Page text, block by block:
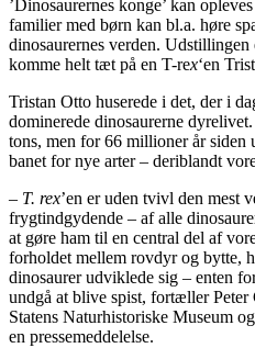
’Dinosaurernes konge’ kan
familier med børn kan bl.a. høre
dinosaurernes verden. Udstillingen
komme helt tæt på en T-rex‘en
Tristan Otto huserede i det, der i
dominerede dinosaurerne
tons, men for 66 millioner år
banet for nye arter – deriblandt
– T. rex’en er uden tvivl den mest
frygtindgydende – af alle
at gøre ham til en central del af
forholdet mellem rovdyr og bytte,
dinosaurer udviklede sig – enten
undgå at blive spist, fortæller
Statens Naturhistoriske Museum
en pressemeddelelse.